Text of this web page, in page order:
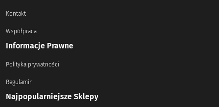
Kontakt
Współpraca
Informacje Prawne
Polityka prywatności
Regulamin
Najpopularniejsze Sklepy